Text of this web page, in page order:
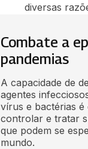
diversas
Combate a
pandemias
A capacidade de
agentes
vírus e bactérias é
controlar e tratar
que podem se
mundo.